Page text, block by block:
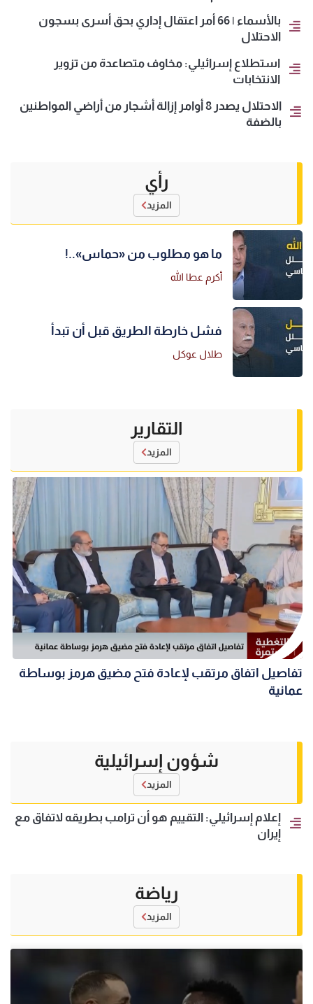
بالأسماء | 66 أمر اعتقال إداري بحق أسرى بسجون
الاحتلال
استطلاع إسرائيلي: مخاوف متصاعدة من تزوير
الانتخابات
الاحتلال يصدر 8 أوامر إزالة أشجار من أراضي المواطنين
بالضفة
رأي
المزيد
ما هو مطلوب من «حماس»..!
أكرم عطا الله
فشل خارطة الطريق قبل أن تبدأ
طلال عوكل
التقارير
المزيد
تفاصيل اتفاق مرتقب لإعادة فتح مضيق هرمز بوساطة
عمانية
شؤون إسرائيلية
المزيد
إعلام إسرائيلي: التقييم هو أن ترامب بطريقه لاتفاق مع
إيران
رياضة
المزيد